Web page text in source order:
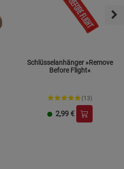
Schlüsselanhänger »Remove
Before Flight«
(13)
2,99 €